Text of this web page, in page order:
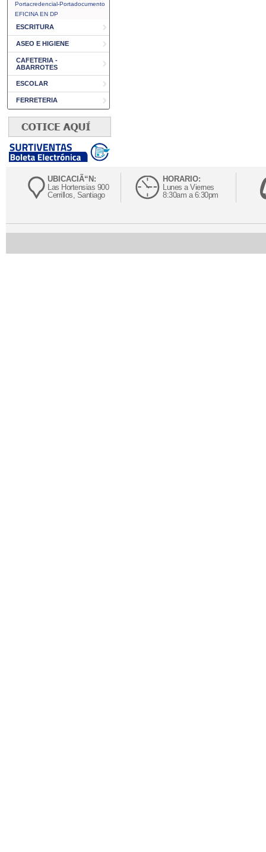
Portacredencial-Portadocumento
EFICINA EN DP
ESCRITURA
ASEO E HIGIENE
CAFETERIA -
ABARROTES
ESCOLAR
FERRETERIA
UBICACIÃ“N:
Las Hortensias 900
Cerrillos, Santiago
HORARIO:
Lunes a Viernes
8:30am a 6:30pm